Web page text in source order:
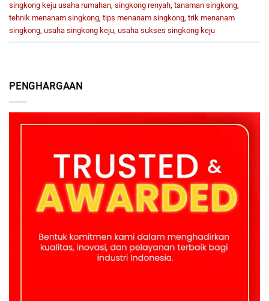
PENGHARGAAN
singkong keju usaha rumahan, singkong renyah, tanaman singkong,
tehnik menanam singkong, tips menanam singkong, trik menanam
singkong, usaha singkong keju, usaha sukses singkong keju